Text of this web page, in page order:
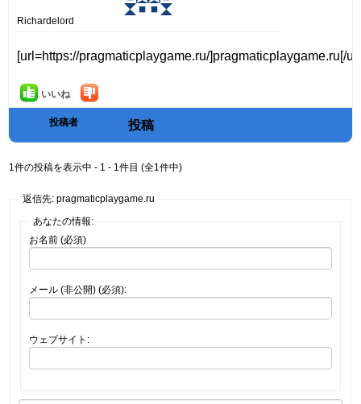
Richardelord
[url=https://pragmaticplaygame.ru/]pragmaticplaygame.ru[/
いいね
投稿者 投稿
1件の投稿を表示中 - 1 - 1件目 (全1件中)
返信先: pragmaticplaygame.ru
あなたの情報:
お名前 (必須)
メール (非公開) (必須):
ウェブサイト: